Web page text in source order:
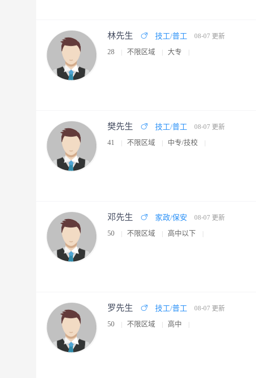
林先生 技工/普工 08-07 更新
28 不限区域 大专
樊先生 技工/普工 08-07 更新
41 不限区域 中专/技校
邓先生 家政/保安 08-07 更新
50 不限区域 高中以下
罗先生 技工/普工 08-07 更新
50 不限区域 高中